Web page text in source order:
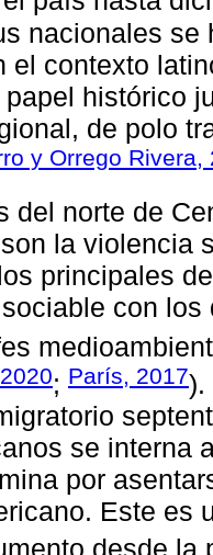
nacionales
el contexto
histórico
de polo
y Orrego Rivera,
del norte de
la violencia
principales
con
; París, 2017).
se interna
por
Este es